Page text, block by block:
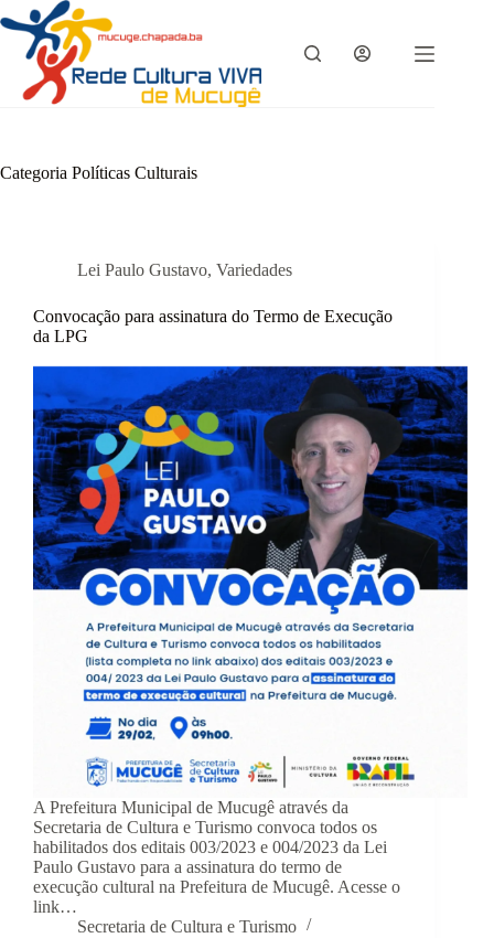
Pular
para
conteúdo
Categoria Políticas Culturais
Lei Paulo Gustavo, Variedades
Convocação para assinatura do Termo de Execução
da LPG
A Prefeitura Municipal de Mucugê através da
Secretaria de Cultura e Turismo convoca todos os
habilitados dos editais 003/2023 e 004/2023 da Lei
Paulo Gustavo para a assinatura do termo de
execução cultural na Prefeitura de Mucugê. Acesse o
link…
Secretaria de Cultura e Turismo